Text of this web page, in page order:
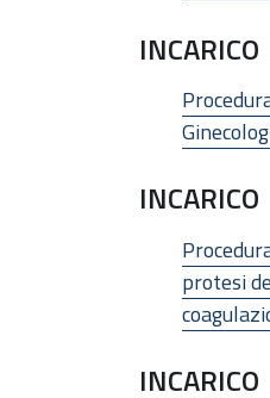
INCARICO
INCARICO
protesi
INCARICO